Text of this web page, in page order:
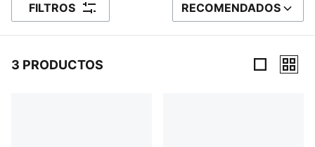
FILTROS ORDENAR POR
RECOMENDADOS
3 PRODUCTOS